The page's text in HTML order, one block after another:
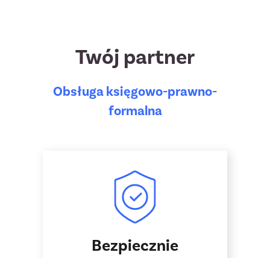
Twój partner
Obsługa księgowo-prawno-
formalna
Bezpiecznie